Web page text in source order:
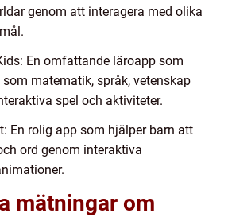
genom att interagera med olika
En omfattande läroapp som
matematik, språk, vetenskap
spel och aktiviteter.
En rolig app som hjälper barn att
ord genom interaktiva
mätningar om